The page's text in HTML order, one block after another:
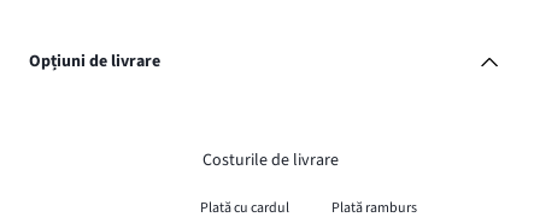
Opțiuni de livrare
Costurile de livrare
Plată cu cardul
Plată ramburs